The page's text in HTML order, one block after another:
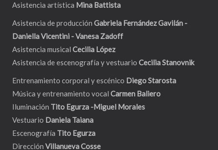
Asistencia artística Mina Battista
Asistencia de producción Gabriela Fernández Gavilán -
Daniella Vicentini - Vanesa Zadoff
Asistencia musical Cecilia López
Asistencia de escenografía y vestuario Cecilia Stanovnik
Entrenamiento corporal y escénico Diego Starosta
Música y entrenamiento vocal Carmen Baliero
Iluminación Tito Egurza -Miguel Morales
Vestuario Daniela Taiana
Escenografía Tito Egurza
Dirección Villanueva Cosse